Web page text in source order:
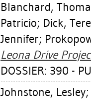
Blanchard,
Patricio; Dick,
Jennifer;
Leona Drive
DOSSIER: 390 -
Johnstone, Lesley;